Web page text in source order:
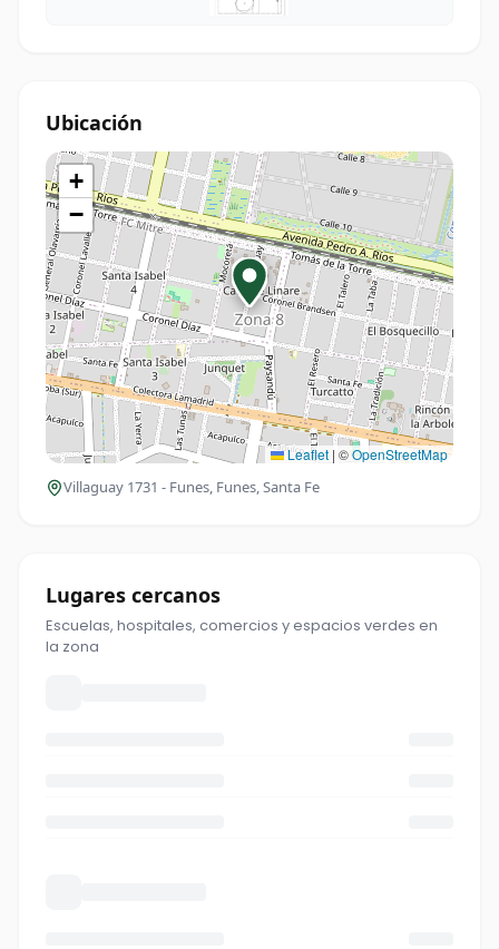
Ubicación
+
−
Leaflet | ©OpenStreetMap
Villaguay 1731 - Funes, Funes, Santa Fe
Lugares cercanos
Escuelas, hospitales, comercios y espacios verdes en
la zona